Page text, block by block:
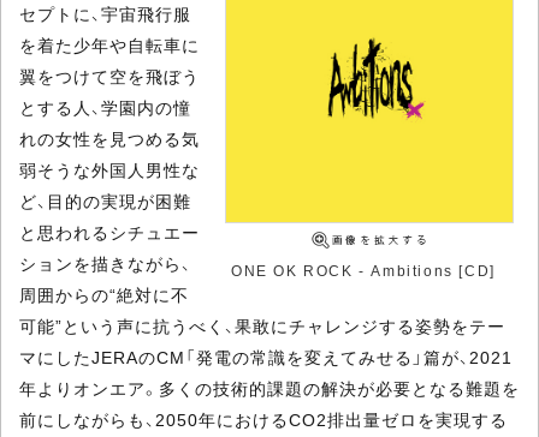
ONE OK ROCK - Ambitions [CD]
セプトに、宇宙飛行服
を着た少年や自転車に
翼をつけて空を飛ぼう
とする人、学園内の憧
れの女性を見つめる気
弱そうな外国人男性な
ど、目的の実現が困難
と思われるシチュエー
ションを描きながら、
周囲からの“絶対に不
可能”という声に抗うべく、果敢にチャレンジする姿勢をテー
マにしたJERAのCM「発電の常識を変えてみせる」篇が、2021
年よりオンエア。多くの技術的課題の解決が必要となる難題を
前にしながらも、2050年におけるCO2排出量ゼロを実現する